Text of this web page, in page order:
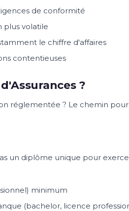
de conformité
plus volatile
le chiffre d'affaires
contentieuses
?
réglementée ? Le chemin
un diplôme unique pour
minimum
(bachelor, licence